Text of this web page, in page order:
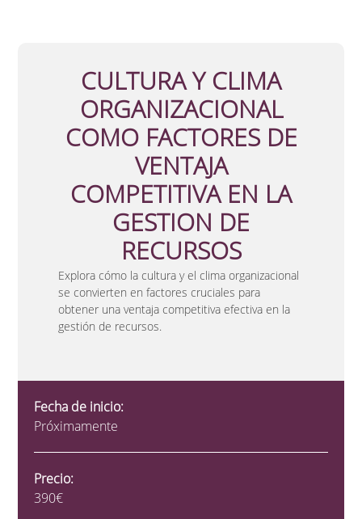
CULTURA Y CLIMA
ORGANIZACIONAL
COMO FACTORES DE
VENTAJA
COMPETITIVA EN LA
GESTION DE
RECURSOS
Explora cómo la cultura y el clima organizacional
se convierten en factores cruciales para
obtener una ventaja competitiva efectiva en la
gestión de recursos.
Fecha de inicio:
Próximamente
Precio:
390€